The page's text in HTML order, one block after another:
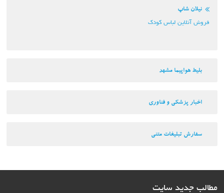
نیلان شاپ
فروش آنلاین لباس کودک
بلیط هواپیما مشهد
اخبار پزشکی و فناوری
سفارش تبلیغات متنی
مطالب جدید سایت